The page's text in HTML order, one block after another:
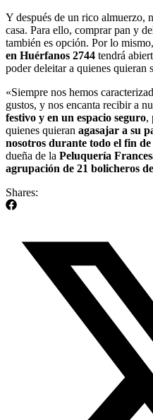
Y después de un rico almuerzo,
casa. Para ello, comprar pan y
también es opción. Por lo mismo,
en Huérfanos 2744 tendrá
poder deleitar a quienes quieran
«Siempre nos hemos
gustos, y nos encanta recibir a
festivo y en un espacio seguro,
quienes quieran agasajar a su
nosotros durante todo el fin de
dueña de la Peluquería
agrupación de 21 bolicheros
Shares: